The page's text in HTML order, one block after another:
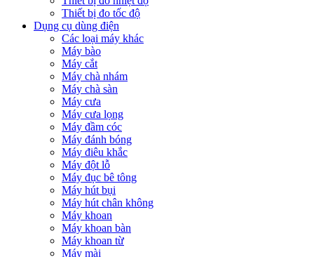
Thiết bị đo tốc độ
Dụng cụ dùng điện
Các loại máy khác
Máy bào
Máy cắt
Máy chà nhám
Máy chà sàn
Máy cưa
Máy cưa lọng
Máy đầm cóc
Máy đánh bóng
Máy điêu khắc
Máy đột lỗ
Máy đục bê tông
Máy hút bụi
Máy hút chân không
Máy khoan
Máy khoan bàn
Máy khoan từ
Máy mài